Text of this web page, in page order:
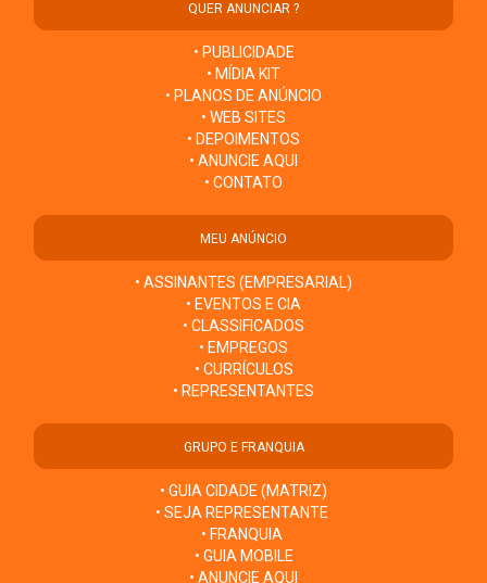
QUER ANUNCIAR ?
• PUBLICIDADE
• MÍDIA KIT
• PLANOS DE ANÚNCIO
• WEB SITES
• DEPOIMENTOS
• ANUNCIE AQUI
• CONTATO
MEU ANÚNCIO
• ASSINANTES (EMPRESARIAL)
• EVENTOS E CIA
• CLASSIFICADOS
• EMPREGOS
• CURRÍCULOS
• REPRESENTANTES
GRUPO E FRANQUIA
• GUIA CIDADE (MATRIZ)
• SEJA REPRESENTANTE
• FRANQUIA
• GUIA MOBILE
• ANUNCIE AQUI